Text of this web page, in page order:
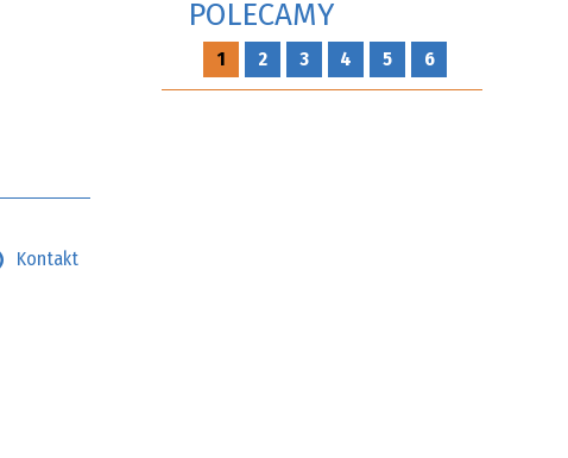
Kontakt
POLECAMY
1 2 3 4 5 6